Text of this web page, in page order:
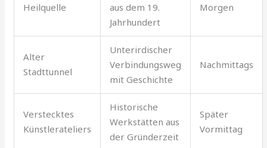
Heilquelle
aus dem 19.
Jahrhundert
Morgen
Alter
Stadttunnel
Unterirdischer
Verbindungsweg
mit Geschichte
Nachmittags
Verstecktes
Künstlerateliers
Historische
Werkstätten aus
der Gründerzeit
Später
Vormittag